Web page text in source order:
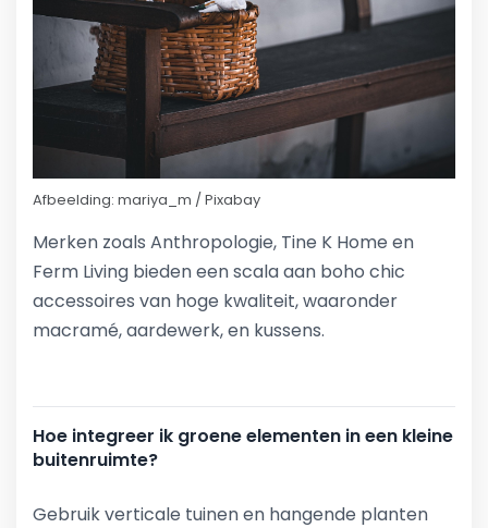
Afbeelding: mariya_m / Pixabay
Merken zoals Anthropologie, Tine K Home en
Ferm Living bieden een scala aan boho chic
accessoires van hoge kwaliteit, waaronder
macramé, aardewerk, en kussens.
Hoe integreer ik groene elementen in een kleine
buitenruimte?
Gebruik verticale tuinen en hangende planten